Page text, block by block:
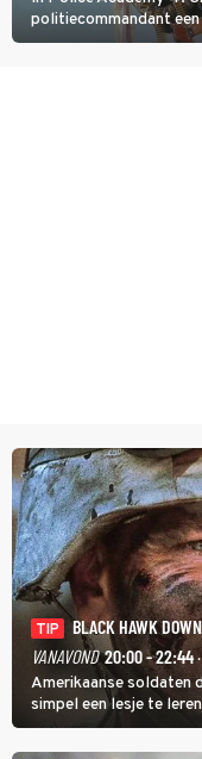
politiecommandant
agenten.
TIP
BLACK HAWK DOWN
VANAVOND 20:00 - 22:44
Amerikaanse soldaten
simpel een lesje te
verloopt in Black